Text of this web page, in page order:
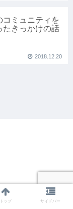
コミュニティを
たきっかけの話
2018.12.20
トップ サイドバー